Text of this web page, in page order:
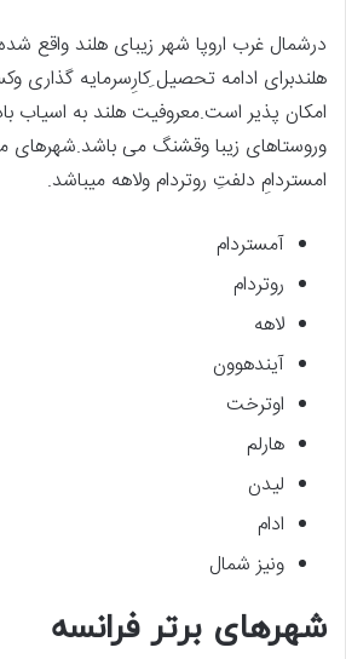
درشمال غرب اروپا شهر زیبای هلند واقع
هلندبرای ادامه تحصیل ِکارِسرمایه گذاری
امکان پذیر است.معروفیت هلند به اسیاب
وروستاهای زیبا وقشنگ می باشد.شهرهای
امستردامِ دلفتِ روتردام ولاهه میباشد.
آمستردام
روتردام
لاهه
آیندهوون
اوترخت
هارلم
لیدن
ادام
ونیز شمال
شهرهای برتر فرانسه